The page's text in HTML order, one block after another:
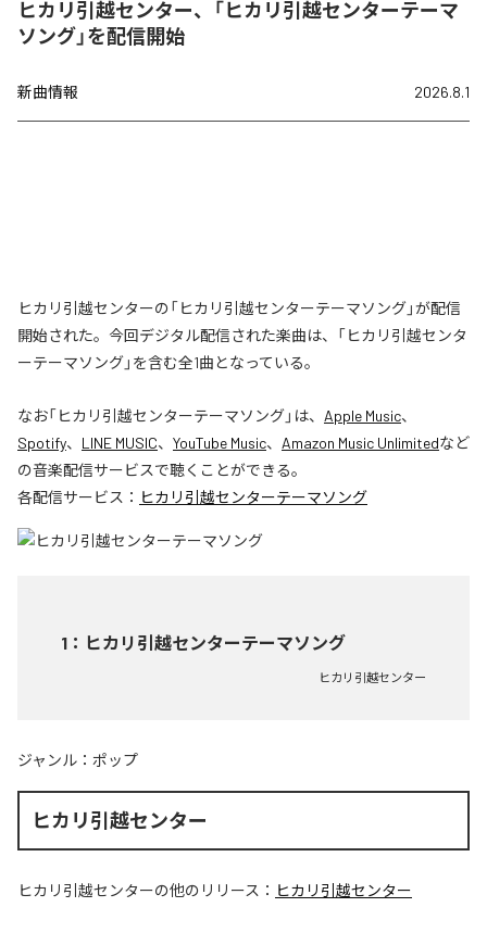
ヒカリ引越センター、「ヒカリ引越センターテーマ
ソング」を配信開始
新曲情報 2026.8.1
ヒカリ引越センターの「ヒカリ引越センターテーマソング」が配信
開始された。今回デジタル配信された楽曲は、「ヒカリ引越センタ
ーテーマソング」を含む全1曲となっている。
なお「ヒカリ引越センターテーマソング」は、 Apple Music、
Spotify、 LINE MUSIC、 YouTube Music、 Amazon Music Unlimitedなど
の音楽配信サービスで聴くことができる。
各配信サービス： ヒカリ引越センターテーマソング
1 ： ヒカリ引越センターテーマソング
ヒカリ引越センター
ジャンル： ポップ
ヒカリ引越センター
ヒカリ引越センターの他のリリース： ヒカリ引越センター